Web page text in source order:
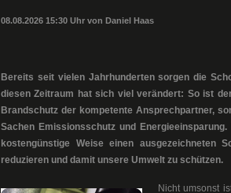
08.08.2026 15:30 Uhr von Daniel Haas
Bereits seit vielen Jahrhunderten sorgen die
diesen Zeitraum hat sich viel verändert: So ist
Brandschutz der kompetente Ansprechpartner,
Sachen Emissionsschutz und
kostengünstige Weise einen
reduzieren und damit unsere Umwelt zu schützen.
Nicht umsonst